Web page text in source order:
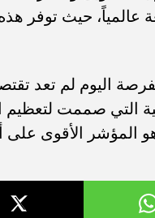
عالمياً، حيث توفر
اليوم لم تعد
التي صممت لتعظيم
هو المؤشر
على مواعيد